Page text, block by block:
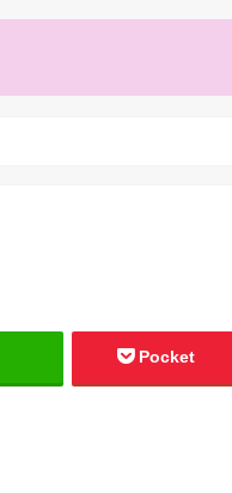
Pocket